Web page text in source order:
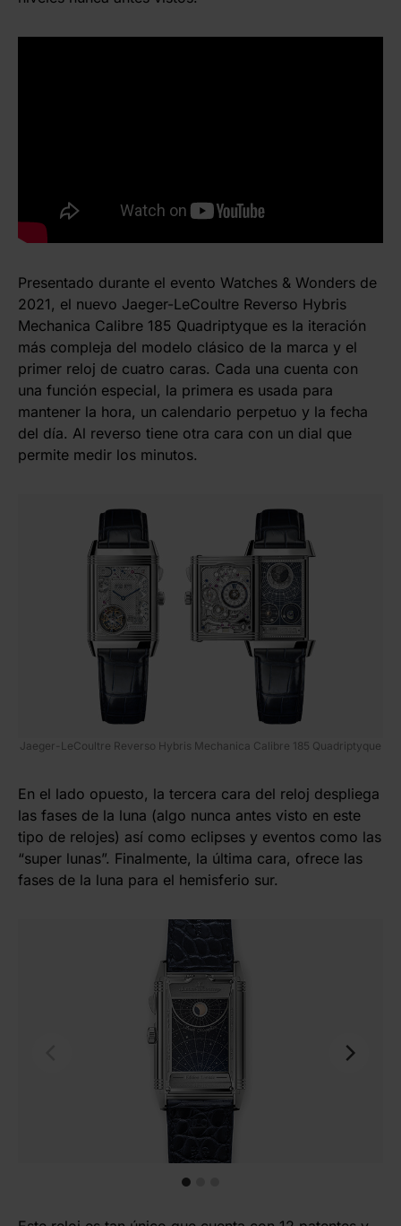
Presentado durante el evento Watches & Wonders de
2021, el nuevo Jaeger-LeCoultre Reverso Hybris
Mechanica Calibre 185 Quadriptyque es la iteración
más compleja del modelo clásico de la marca y el
primer reloj de cuatro caras. Cada una cuenta con
una función especial, la primera es usada para
mantener la hora, un calendario perpetuo y la fecha
del día. Al reverso tiene otra cara con un dial que
permite medir los minutos.
Jaeger-LeCoultre Reverso Hybris Mechanica Calibre 185 Quadriptyque
En el lado opuesto, la tercera cara del reloj despliega
las fases de la luna (algo nunca antes visto en este
tipo de relojes) así como eclipses y eventos como las
“super lunas”. Finalmente, la última cara, ofrece las
fases de la luna para el hemisferio sur.